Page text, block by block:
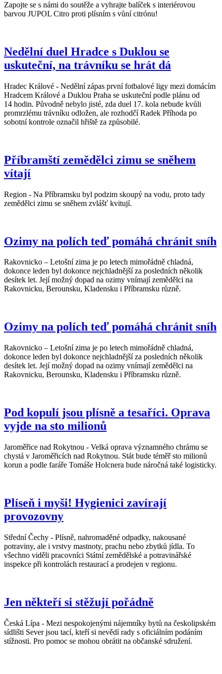
Zapojte se s námi do soutěže a vyhrajte balíček s interiérovou
barvou JUPOL Citro proti plísním s vůní citrónu!
Nedělní duel Hradce s Duklou se
uskuteční, na trávníku se hrát dá
Hradec Králové - Nedělní zápas první fotbalové ligy mezi domácím
Hradcem Králové a Duklou Praha se uskuteční podle plánu od
14 hodin. Původně nebylo jisté, zda duel 17. kola nebude kvůli
promrzlému trávníku odložen, ale rozhodčí Radek Příhoda po
sobotní kontrole označil hřiště za způsobilé.
Příbramští zemědělci zimu se sněhem
vítají
Region - Na Příbramsku byl podzim skoupý na vodu, proto tady
zemědělci zimu se sněhem zvlášť kvitují.
Ozimy na polích teď pomáhá chránit sníh
Rakovnicko – Letošní zima je po letech mimořádně chladná,
dokonce leden byl dokonce nejchladnější za posledních několik
desítek let. Její možný dopad na ozimy vnímají zemědělci na
Rakovnicku, Berounsku, Kladensku i Příbramsku různě.
Ozimy na polích teď pomáhá chránit sníh
Rakovnicko – Letošní zima je po letech mimořádně chladná,
dokonce leden byl dokonce nejchladnější za posledních několik
desítek let. Její možný dopad na ozimy vnímají zemědělci na
Rakovnicku, Berounsku, Kladensku i Příbramsku různě.
Pod kopulí jsou plísně a tesaříci. Oprava
vyjde na sto milionů
Jaroměřice nad Rokytnou - Velká oprava významného chrámu se
chystá v Jaroměřicích nad Rokytnou. Stát bude téměř sto milionů
korun a podle faráře Tomáše Holcnera bude náročná také logisticky.
Plíseň i myši! Hygienici zavírají
provozovny
Střední Čechy - Plísně, nahromaděné odpadky, nakousané
potraviny, ale i vrstvy mastnoty, prachu nebo zbytků jídla. To
všechno viděli pracovníci Státní zemědělské a potravinářské
inspekce při kontrolách restaurací a prodejen v regionu.
Jen někteří si stěžují pořádně
Česká Lípa - Mezi nespokojenými nájemníky bytů na českolipském
sídlišti Sever jsou tací, kteří si nevědí rady s oficiálním podáním
stížnosti. Pro pomoc se mohou obrátit na občanské sdružení.